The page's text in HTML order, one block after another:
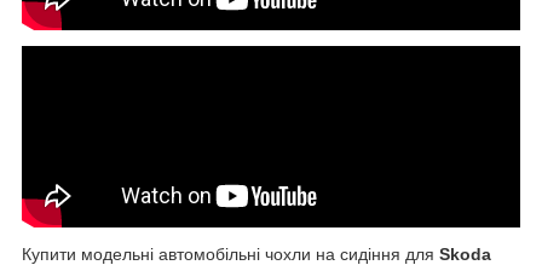
Купити модельні автомобільні чохли на сидіння для Skoda